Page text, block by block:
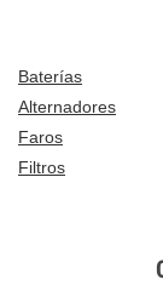
Baterías
Alternadores
Faros
Filtros